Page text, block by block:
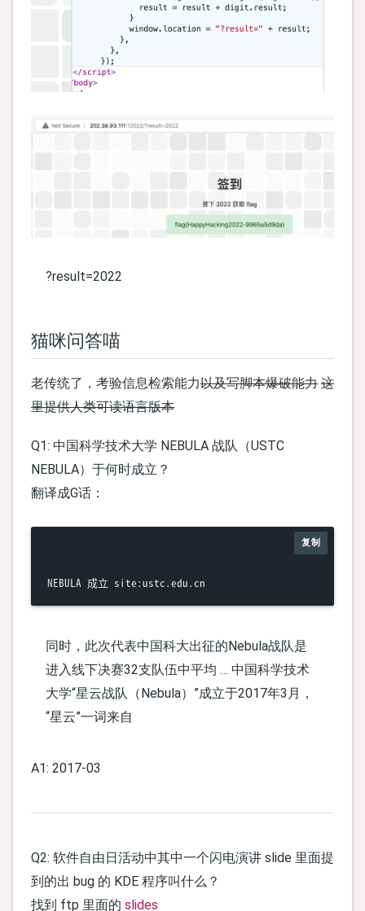
?result=2022
猫咪问答喵
老传统了，考验信息检索能力以及写脚本爆破能力 这
里提供人类可读语言版本
Q1: 中国科学技术大学 NEBULA 战队（USTC
NEBULA）于何时成立？
翻译成G话：
复制
同时，此次代表中国科大出征的Nebula战队是
进入线下决赛32支队伍中平均 … 中国科学技术
大学“星云战队（Nebula）”成立于2017年3月，
“星云”一词来自
A1: 2017-03
Q2: 软件自由日活动中其中一个闪电演讲 slide 里面提
到的出 bug 的 KDE 程序叫什么？
找到 ftp 里面的 slides